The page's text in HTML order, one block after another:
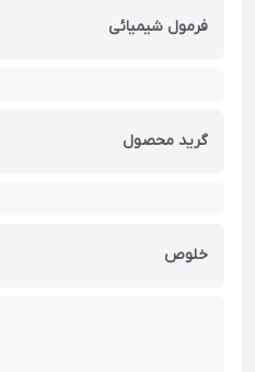
فرمول شیمیائی
گرید محصول
خلوص